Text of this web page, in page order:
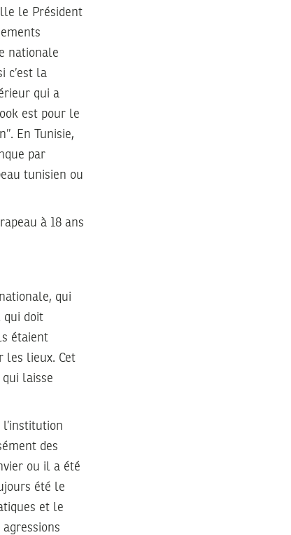
le Président
nationale
c’est la
qui a
est pour le
En Tunisie,
par
tunisien ou
à 18 ans
qui
qui doit
étaient
les lieux. Cet
laisse
des
ou il a été
été le
et le